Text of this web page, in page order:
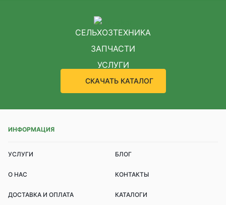
СЕЛЬХОЗТЕХНИКА
ЗАПЧАСТИ
УСЛУГИ
СКАЧАТЬ КАТАЛОГ
ИНФОРМАЦИЯ
УСЛУГИ БЛОГ
О НАС КОНТАКТЫ
ДОСТАВКА И ОПЛАТА КАТАЛОГИ